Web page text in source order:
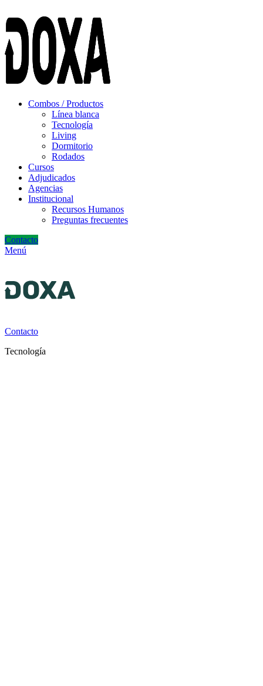
Combos / Productos
Línea blanca
Tecnología
Living
Dormitorio
Rodados
Cursos
Adjudicados
Agencias
Institucional
Recursos Humanos
Preguntas frecuentes
Contacto
Menú
Contacto
Tecnología